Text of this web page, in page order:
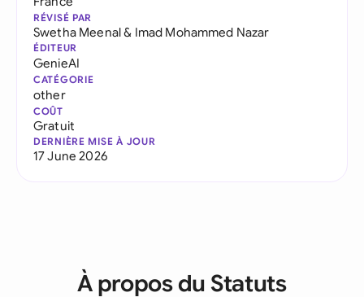
RÉVISÉ PAR
Swetha Meenal& Imad Mohammed Nazar
ÉDITEUR
GenieAI
CATÉGORIE
other
COÛT
Gratuit
DERNIÈRE MISE À JOUR
17 June 2026
À propos du Statuts